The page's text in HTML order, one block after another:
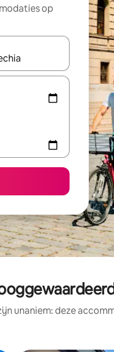
op
zijn, maak je een keuze
unaniem: deze